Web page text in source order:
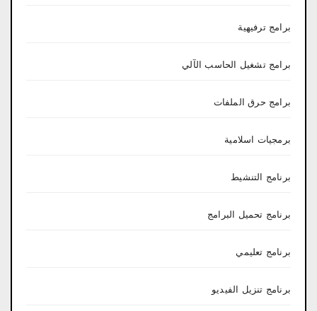
برامج ترفيهية
برامج تشغيل الحاسب الآلي
برامج حرق الملفات
برمجيات اسلامية
برنامج التنشيط
برنامج تحميل البرامج
برنامج تعليمي
برنامج تنزيل الفيديو